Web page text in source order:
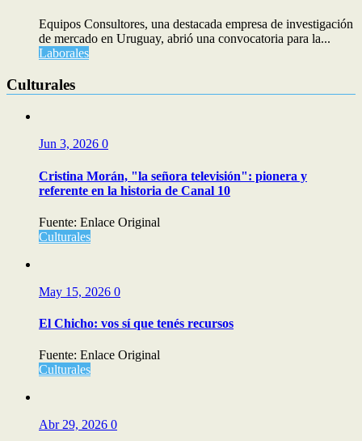
Equipos Consultores, una destacada empresa de investigación
de mercado en Uruguay, abrió una convocatoria para la...
Laborales
Culturales
Jun 3, 2026 0
Cristina Morán, "la señora televisión": pionera y
referente en la historia de Canal 10
Fuente: Enlace Original
Culturales
May 15, 2026 0
El Chicho: vos sí que tenés recursos
Fuente: Enlace Original
Culturales
Abr 29, 2026 0